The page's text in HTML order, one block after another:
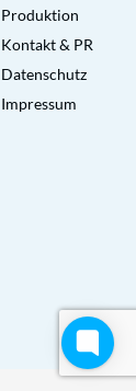
Produktion
Kontakt & PR
Datenschutz
Impressum